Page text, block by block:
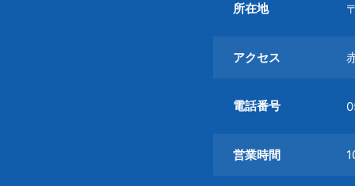
所在地
アクセス
電話番号
営業時間